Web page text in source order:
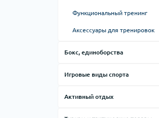
Функциональный тренинг
системы
Упоры для отжиманий
Аксессуары для тренировок
термокружки
Бокс, единоборства
Мешки
Игровые виды спорта
Теннисные столы
Активный отдых